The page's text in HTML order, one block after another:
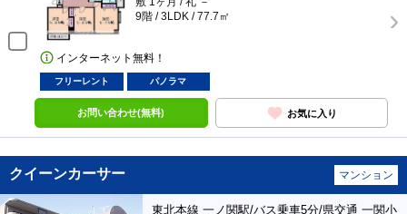
9階 / 3LDK / 77.7㎡
インターネット無料！
フリーレント パノラマ
お問い合わせ(無料) お気に入り
クイーンカーサー マンション
東北本線 一ノ関駅/バス乗車5分/県交通 一関小